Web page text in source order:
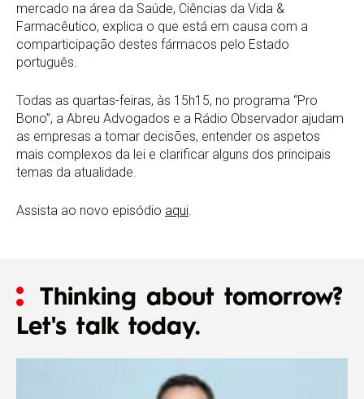
mercado na área da Saúde, Ciências da Vida &
Farmacêutico, explica o que está em causa com a
comparticipação destes fármacos pelo Estado
português.
Todas as quartas-feiras, às 15h15, no programa “Pro
Bono”, a Abreu Advogados e a Rádio Observador ajudam
as empresas a tomar decisões, entender os aspetos
mais complexos da lei e clarificar alguns dos principais
temas da atualidade.
Assista ao novo episódio aqui.
Thinking about tomorrow?
Let's talk today.